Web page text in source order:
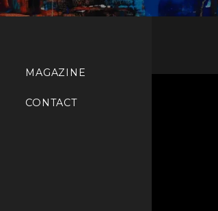
MAGAZINE
CONTACT